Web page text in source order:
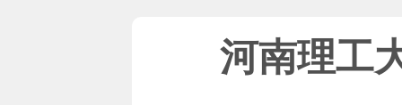
河南理工